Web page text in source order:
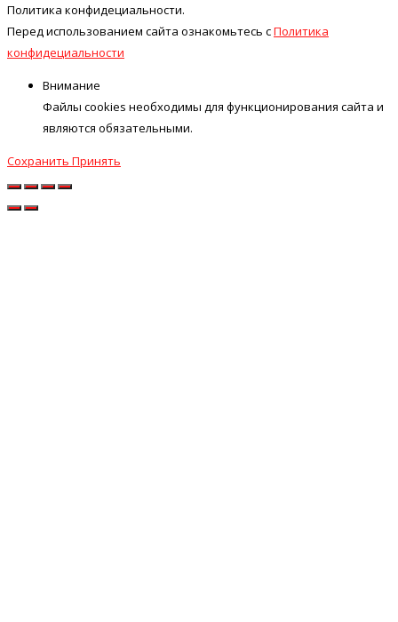
Политика конфидециальности.
Перед использованием сайта ознакомьтесь сПолитика
конфидециальности
Внимание
Файлы cookies необходимы для функционирования сайта и
являются обязательными.
Сохранить Принять